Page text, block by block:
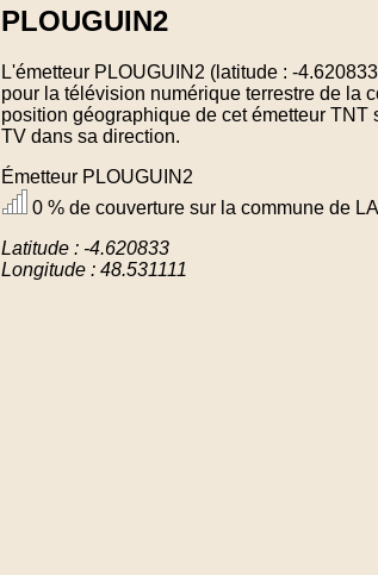
PLOUGUIN2
L'émetteur PLOUGUIN2 (latitude : -
pour la télévision numérique terrestre de la
position géographique de cet émetteur
TV dans sa direction.
Émetteur PLOUGUIN2
0 % de couverture sur la commune de
Latitude : -4.620833
Longitude : 48.531111